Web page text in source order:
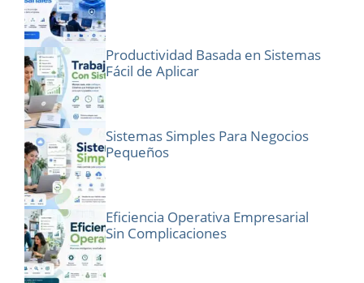
Productividad Basada en Sistemas
Fácil de Aplicar
Sistemas Simples Para Negocios
Pequeños
Eficiencia Operativa Empresarial
Sin Complicaciones